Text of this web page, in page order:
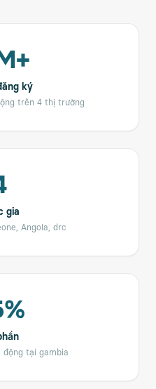
ký
trên 4 thị trường
gia
Angola, drc
động tại gambia